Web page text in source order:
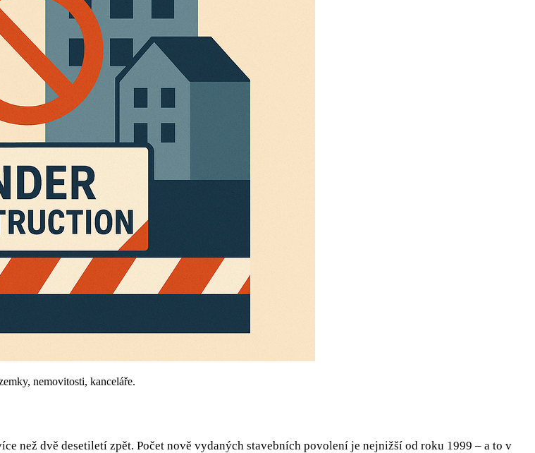
nemovitosti, kanceláře.
než dvě desetiletí zpět. Počet nově vydaných stavebních povolení je nejnižší od roku 1999 – a to v